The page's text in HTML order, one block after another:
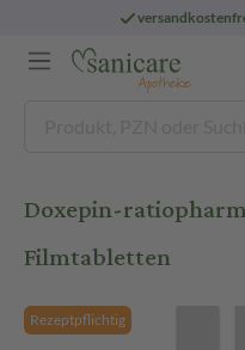
Doxepin-
Filmtabletten
Rezeptpflichtig